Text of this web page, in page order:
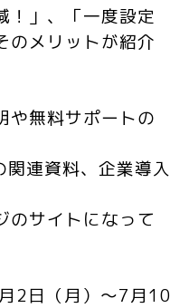
！」、「一度設定
のメリットが紹介
や無料サポートの
連資料、企業導入
サイトになって
2日（月）～7月10